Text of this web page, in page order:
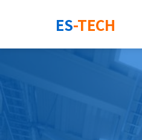
ES-TECH